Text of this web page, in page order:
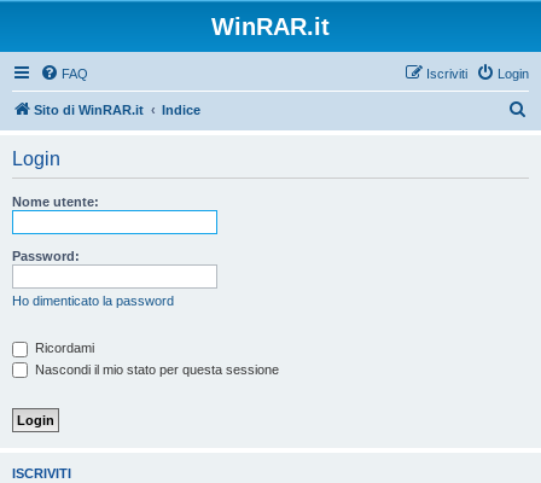
WinRAR.it
FAQ Login
Iscriviti
Sito di WinRAR.it Indice
Login
Nome utente:
Password:
Ho dimenticato la password
Ricordami
Nascondi il mio stato per questa sessione
ISCRIVITI